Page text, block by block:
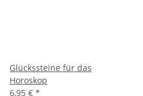
Glückssteine für das
Horoskop
6,95 € *